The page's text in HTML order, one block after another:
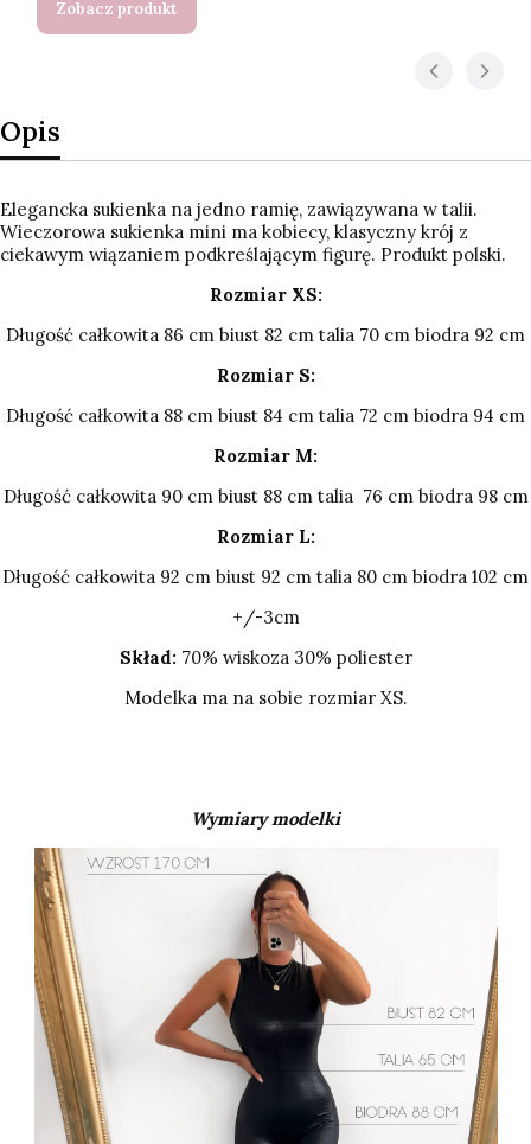
Zobacz produkt
Opis
Elegancka sukienka na jedno ramię, zawiązywana w talii.
Wieczorowa sukienka mini ma kobiecy, klasyczny krój z
ciekawym wiązaniem podkreślającym figurę. Produkt polski.
Rozmiar XS:
Długość całkowita 86 cm biust 82 cm talia 70 cm biodra 92 cm
Rozmiar S:
Długość całkowita 88 cm biust 84 cm talia 72 cm biodra 94 cm
Rozmiar M:
Długość całkowita 90 cm biust 88 cm talia 76 cm biodra 98 cm
Rozmiar L:
Długość całkowita 92 cm biust 92 cm talia 80 cm biodra 102 cm
+/-3cm
Skład: 70% wiskoza 30% poliester
Modelka ma na sobie rozmiar XS.
Wymiary modelki